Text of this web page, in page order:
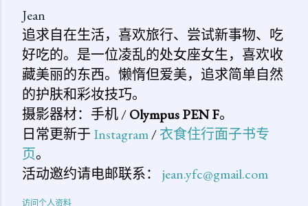
Jean
追求自在生活，喜欢旅行、尝试新事物、吃
好吃的。是一位凌乱的处女座女生，喜欢收
藏美丽的东西。懒惰但爱美，追求简单自然
的护肤和彩妆技巧。
摄影器材：手机 /Olympus PEN F。
日常更新于 Instagram/衣食住行面子书专
页。
活动邀约请电邮联系： jean.yfc@gmail.com
访问个人资料